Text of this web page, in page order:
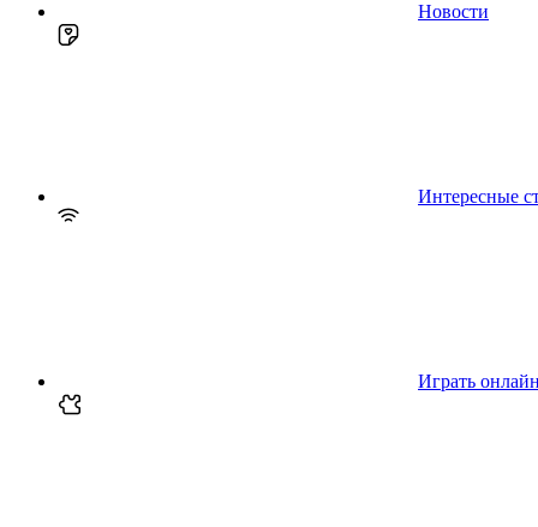
Новости
Интересные
Играть онлайн